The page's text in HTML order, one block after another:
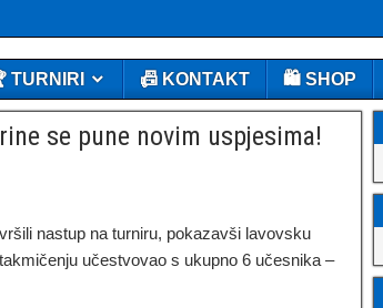
TURNIRI 📠 KONTAKT 🛍️ SHOP
se pune novim uspjesima!
nastup na turniru, pokazavši lavovsku
učestvovao s ukupno 6 učesnika –